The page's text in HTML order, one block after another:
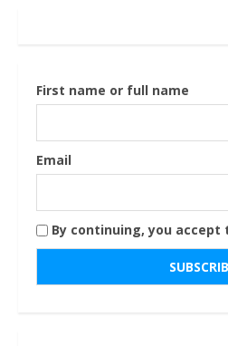
First name or full name
Email
By continuing, you accept